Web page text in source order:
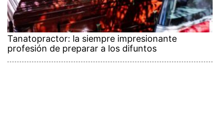
Tanatopractor: la siempre impresionante
profesión de preparar a los difuntos